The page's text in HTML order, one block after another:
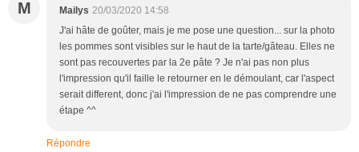
M Mailys 20/03/2020 14:58
J'ai hâte de goûter, mais je me pose une question... sur la photo
les pommes sont visibles sur le haut de la tarte/gâteau. Elles ne
sont pas recouvertes par la 2e pâte ? Je n'ai pas non plus
l'impression qu'il faille le retourner en le démoulant, car l'aspect
serait different, donc j'ai l'impression de ne pas comprendre une
étape ^^
Répondre